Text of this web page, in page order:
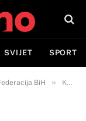
SVIJET SPORT
BiH » Komšić proglašen nepoželjnom osobom na hrvatskim područjima